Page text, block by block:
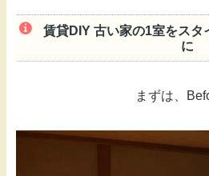
賃貸DIY 古い家の1室をスタ
に
まずは、